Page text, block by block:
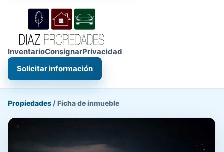
InventarioConsignarPrivacidad
Solicitar información
Propiedades /Ficha de inmueble